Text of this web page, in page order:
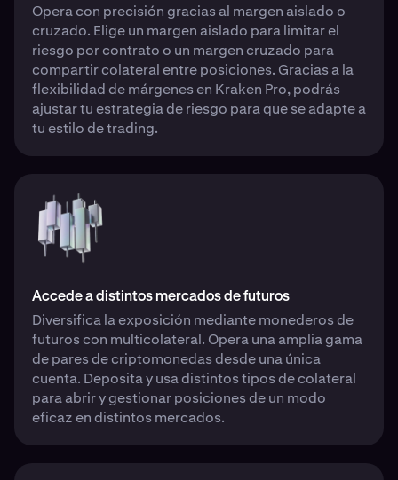
Opera con precisión gracias al margen aislado o
cruzado. Elige un margen aislado para limitar el
riesgo por contrato o un margen cruzado para
compartir colateral entre posiciones. Gracias a la
flexibilidad de márgenes en Kraken Pro, podrás
ajustar tu estrategia de riesgo para que se adapte a
tu estilo de trading.
Accede a distintos mercados de futuros
Diversifica la exposición mediante monederos de
futuros con multicolateral. Opera una amplia gama
de pares de criptomonedas desde una única
cuenta. Deposita y usa distintos tipos de colateral
para abrir y gestionar posiciones de un modo
eficaz en distintos mercados.